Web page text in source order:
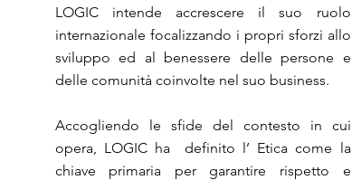
LOGIC intende accrescere il suo ruolo
internazionale focalizzando i propri sforzi allo
sviluppo ed al benessere delle persone e
delle comunità coinvolte nel suo business.
Accogliendo le sfide del contesto in cui
opera, LOGIC ha definito l’ Etica come la
chiave primaria per garantire rispetto e